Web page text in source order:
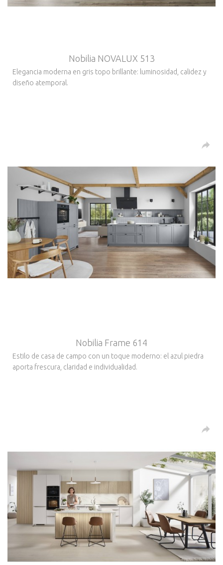
Nobilia NOVALUX 513
Elegancia moderna en gris topo brillante: luminosidad, calidez y
diseño atemporal.
Nobilia Frame 614
Estilo de casa de campo con un toque moderno: el azul piedra
aporta frescura, claridad e individualidad.